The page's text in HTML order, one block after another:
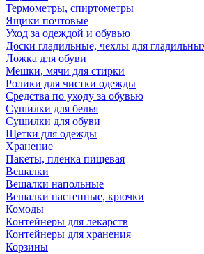
Термометры, спиртометры
Ящики почтовые
Уход за одеждой и обувью
Доски гладильные, чехлы для
Ложка для обуви
Мешки, мячи для стирки
Ролики для чистки одежды
Средства по уходу за обувью
Сушилки для белья
Сушилки для обуви
Щетки для одежды
Хранение
Пакеты, пленка пищевая
Вешалки
Вешалки напольные
Вешалки настенные, крючки
Комоды
Контейнеры для лекарств
Контейнеры для хранения
Корзины